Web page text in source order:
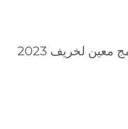
لخريف 2023